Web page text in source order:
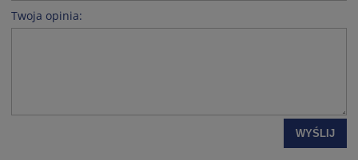
Twoja opinia:
WYŚLIJ